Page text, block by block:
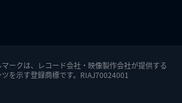
マークは、レコード会社・映像製作会社が提供する
ツを示す登録商標です。RIAJ70024001